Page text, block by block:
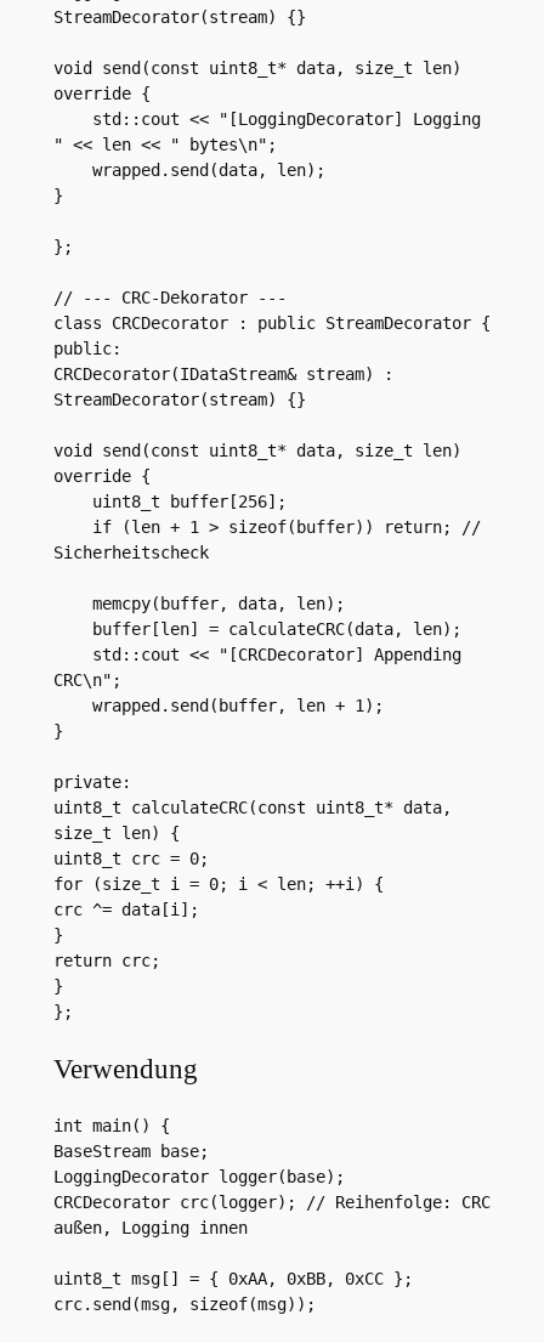
StreamDecorator(stream) {}
void send(const uint8_t* data, size_t len)
override {
" << len << " bytes\n";
}
};
// --- CRC-Dekorator ---
class CRCDecorator : public StreamDecorator {
public:
CRCDecorator(IDataStream& stream) :
StreamDecorator(stream) {}
void send(const uint8_t* data, size_t len)
override {
Sicherheitscheck
CRC\n";
}
private:
uint8_t calculateCRC(const uint8_t* data,
size_t len) {
uint8_t crc = 0;
for (size_t i = 0; i < len; ++i) {
crc ^= data[i];
}
return crc;
}
};
Verwendung
int main() {
BaseStream base;
LoggingDecorator logger(base);
CRCDecorator crc(logger); // Reihenfolge: CRC
außen, Logging innen
uint8_t msg[] = { 0xAA, 0xBB, 0xCC };
crc.send(msg, sizeof(msg));